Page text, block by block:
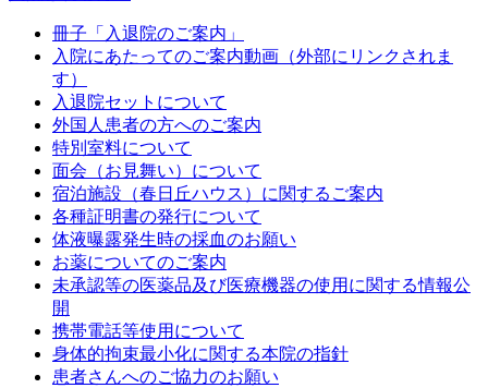
冊子「入退院のご案内」
入院にあたってのご案内動画（外部にリンクされま
す）
入退院セットについて
外国人患者の方へのご案内
特別室料について
面会（お見舞い）について
宿泊施設（春日丘ハウス）に関するご案内
各種証明書の発行について
体液曝露発生時の採血のお願い
お薬についてのご案内
未承認等の医薬品及び医療機器の使用に関する情報公
開
携帯電話等使用について
身体的拘束最小化に関する本院の指針
患者さんへのご協力のお願い